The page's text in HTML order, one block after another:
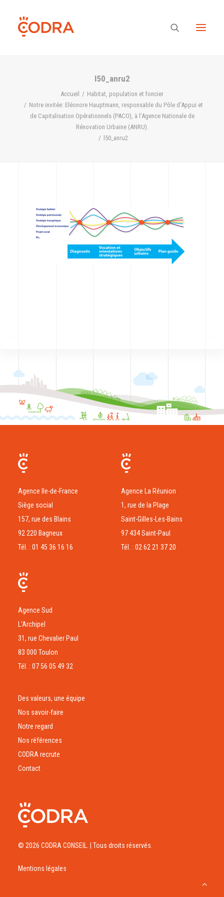
Des valeurs, une équipe
Nos savoir-faire
CODRA recrute
l50_anru2
Accueil
Habitat, population et foncier
Notre invitée: Eléonore Hauptmann, responsable du Pôle d’Appui et
de Capitalisation Opérationnels (PACO), à l’Agence Nationale de
Rénovation Urbaine (ANRU).
l50_anru2
Agence Ile-de-France
Siège social
157, rue des Blains
92 220 Bagneux
Tél. : 01 45 36 16 16
Agence La Réunion
1, rue de la Plage
Saint-Gilles-Les-Bains
97 434 Saint-Paul
Tél. : 02 62 21 37 20
Agence Sud
L’Archipel
31, rue Chevalier Paul
83 000 Toulon
Tél. : 07 56 05 49 32
Des valeurs, une équipe
Nos savoir-faire
Notre regard
Nos références
CODRA recrute
Contact
© 2026 CODRA CONSEIL. | Tous droits réservés.
Mentions légales